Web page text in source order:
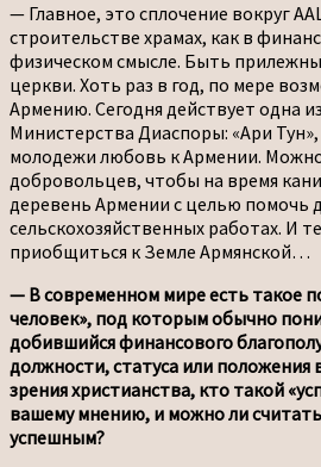
— Главное, это сплочение вокруг
строительстве храмах, как в
физическом смысле. Быть
церкви. Хоть раз в год, по мере
Армению. Сегодня действует одна
Министерства Диаспоры: «Ари
молодежи любовь к Армении.
добровольцев, чтобы на время
деревень Армении с целью помочь
сельскохозяйственных работах. И
приобщиться к Земле Армянской…
— В современном мире есть такое
человек», под которым обычно
добившийся финансового
должности, статуса или положения
зрения христианства, кто такой
вашему мнению, и можно ли
успешным?